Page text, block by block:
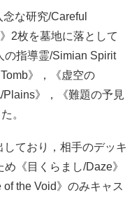
な研究/Careful
2枚を墓地に落として
の指導霊/Simian Spirit
》，《虚空の
》，《難題の予見
。
ており，相手のデッキ
《目くらまし/Daze》
the Void》のみキャス